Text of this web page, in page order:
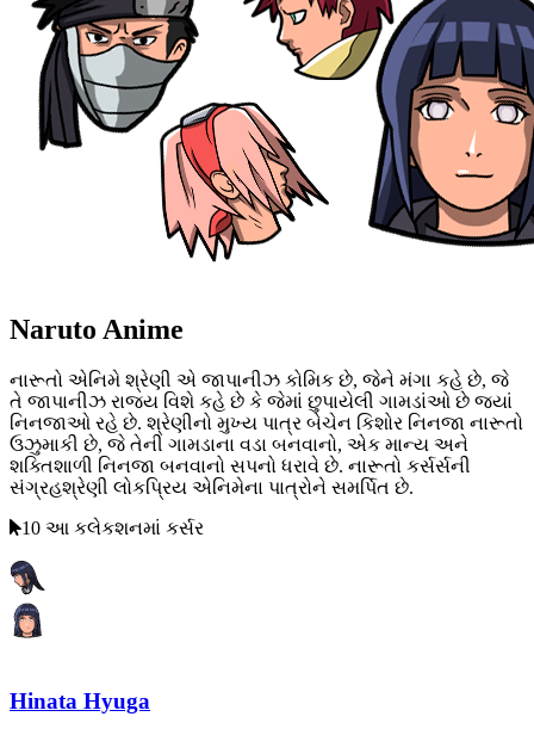
Naruto Anime
નારૂતો એનિમે શ્રેણી એ જાપાનીઝ કોમિક છે, જેને મંગા કહે છે, જે
તે જાપાનીઝ રાજ્ય વિશે કહે છે કે જેમાં છુપાયેલી ગામડાંઓ છે જ્યાં
નિનજાઓ રહે છે. શ્રેણીનો મુખ્ય પાત્ર બેચેન કિશોર નિનજા નારૂતો
ઉઝુમાકી છે, જે તેની ગામડાના વડા બનવાનો, એક માન્ય અને
શક્તિશાળી નિનજા બનવાનો સપનો ધરાવે છે. નારૂતો કર્સર્સની
સંગ્રહશ્રેણી લોકપ્રિય એનિમેના પાત્રોને સમર્પિત છે.
10 આ કલેકશનમાં કર્સર
Hinata Hyuga